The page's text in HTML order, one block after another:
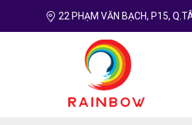
22 PHẠM VĂN BẠCH, P15,